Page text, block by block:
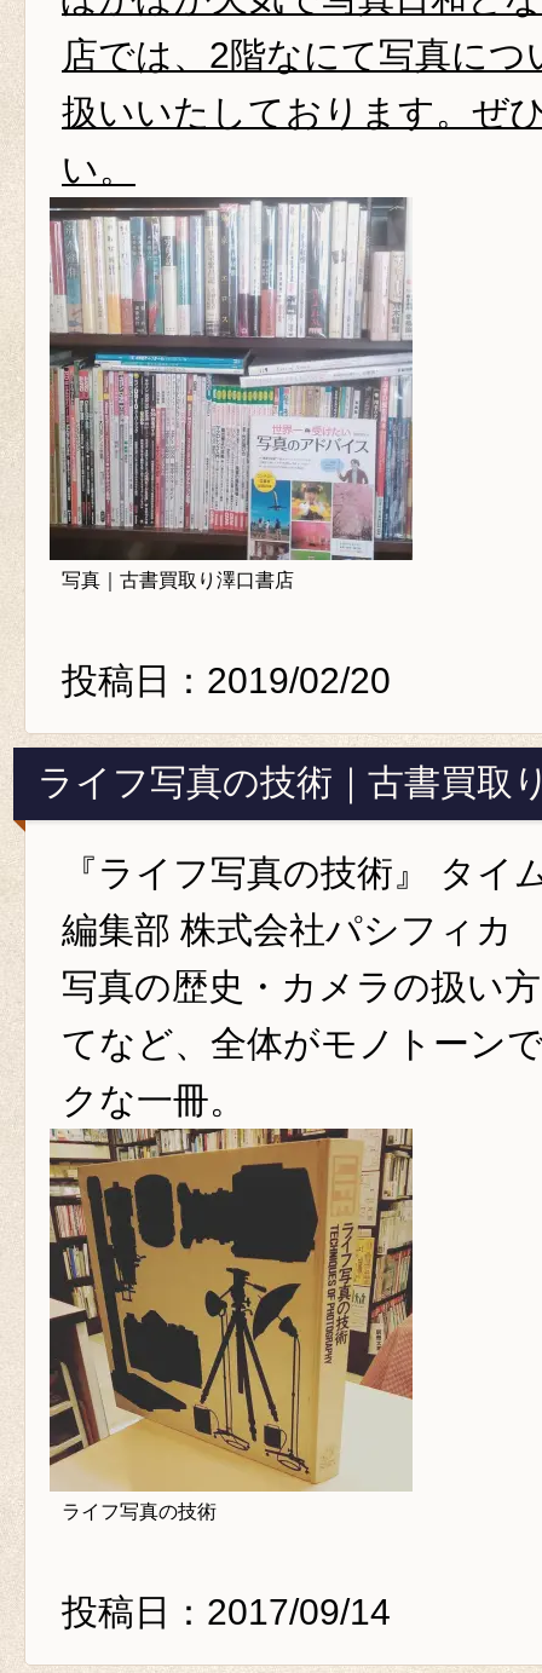
店では、2階なにて写真に
扱いいたしております。ぜ
い。
写真｜古書買取り澤口書店
投稿日：2019/02/20
ライフ写真の技術｜古書買取
『ライフ写真の技術』 タイ
編集部 株式会社パシフィカ
写真の歴史・カメラの扱い
てなど、全体がモノトーン
クな一冊。
ライフ写真の技術
投稿日：2017/09/14